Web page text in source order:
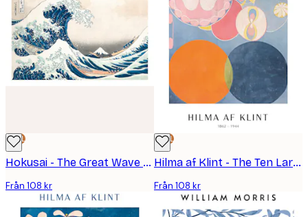
DEAL
Hokusai - The Great Wave Landscape Poster
Från 108 kr
DEAL
Hilma af Klint - The Ten Largest, Childhood, No. 2 Poster
Från 108 kr